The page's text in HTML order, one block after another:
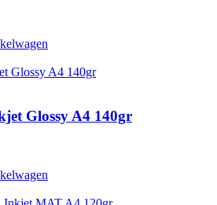
Glossy A4 140gr